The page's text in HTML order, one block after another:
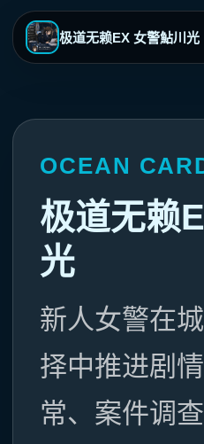
极道无赖EX 女警鮎川光
OCEAN
极道无赖
光
新人女警在
择中推进剧
常、案件调